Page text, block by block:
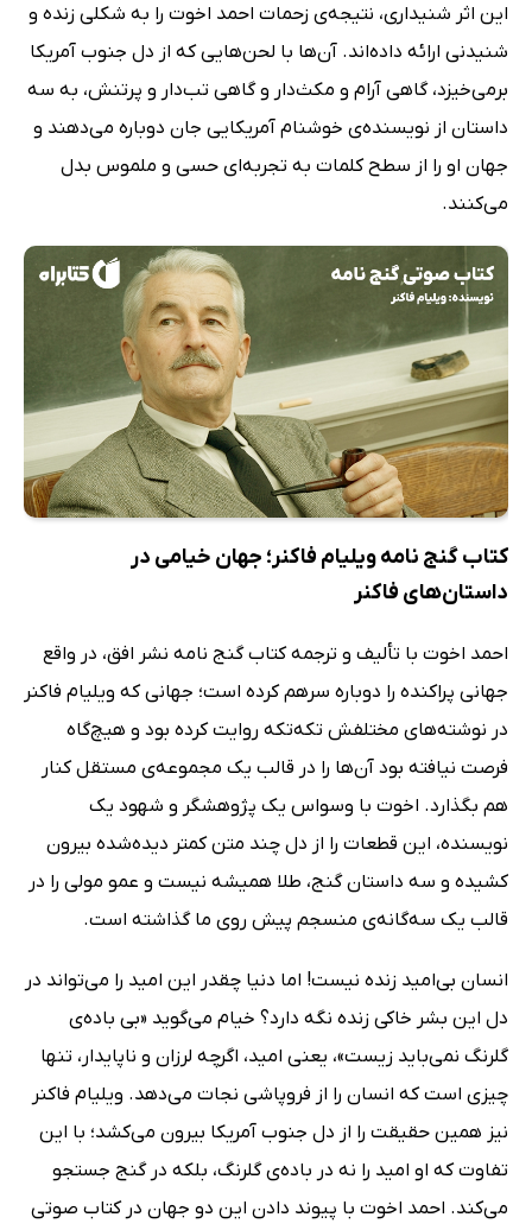
این اثر شنیداری، نتیجه‌ی زحمات احمد اخوت را به شکلی زنده و
شنیدنی ارائه داده‌اند. آن‌ها با لحن‌هایی که از دل جنوب آمریکا
برمی‌خیزد، گاهی آرام و مکث‌دار و گاهی تب‌دار و پرتنش، به سه
داستان از نویسنده‌ی خوشنام آمریکایی جان دوباره می‌دهند و
جهان او را از سطح کلمات به تجربه‌ای حسی و ملموس بدل
می‌کنند.
کتاب گنج نامه ویلیام فاکنر؛ جهان خیامی در
داستان‌های فاکنر
احمد اخوت با تألیف و ترجمه کتاب گنج نامه نشر افق، در واقع
جهانی پراکنده را دوباره سرهم کرده است؛ جهانی که ویلیام فاکنر
در نوشته‌های مختلفش تکه‌تکه روایت کرده بود و هیچ‌گاه
فرصت نیافته بود آن‌ها را در قالب یک مجموعه‌ی مستقل کنار
هم بگذارد. اخوت با وسواس یک پژوهشگر و شهود یک
نویسنده، این قطعات را از دل چند متن کمتر دیده‌شده بیرون
کشیده و سه داستان گنج، طلا همیشه نیست و عمو مولی را در
قالب یک سه‌گانه‌ی منسجم پیش روی ما گذاشته است.
انسان بی‌امید زنده نیست! اما دنیا چقدر این امید را می‌تواند در
دل این بشر خاکی زنده نگه دارد؟ خیام می‌گوید «بی باده‌ی
گلرنگ نمی‌باید زیست»، یعنی امید، اگرچه لرزان و ناپایدار، تنها
چیزی است که انسان را از فروپاشی نجات می‌دهد. ویلیام فاکنر
نیز همین حقیقت را از دل جنوب آمریکا بیرون می‌کشد؛ با این
تفاوت که او امید را نه در باده‌ی گلرنگ، بلکه در گنج جستجو
می‌کند. احمد اخوت با پیوند دادن این دو جهان در کتاب صوتی